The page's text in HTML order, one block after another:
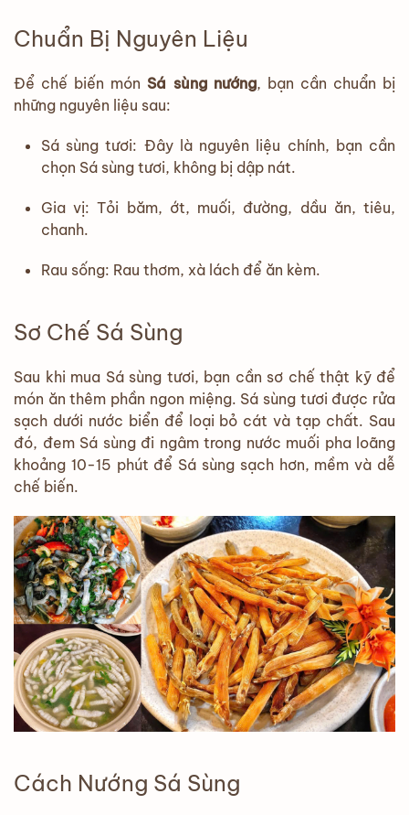
Chuẩn Bị Nguyên Liệu
Để chế biến món Sá sùng nướng, bạn cần chuẩn bị
những nguyên liệu sau:
Sá sùng tươi: Đây là nguyên liệu chính, bạn cần
chọn Sá sùng tươi, không bị dập nát.
Gia vị: Tỏi băm, ớt, muối, đường, dầu ăn, tiêu,
chanh.
Rau sống: Rau thơm, xà lách để ăn kèm.
Sơ Chế Sá Sùng
Sau khi mua Sá sùng tươi, bạn cần sơ chế thật kỹ để
món ăn thêm phần ngon miệng. Sá sùng tươi được rửa
sạch dưới nước biển để loại bỏ cát và tạp chất. Sau
đó, đem Sá sùng đi ngâm trong nước muối pha loãng
khoảng 10-15 phút để Sá sùng sạch hơn, mềm và dễ
chế biến.
Cách Nướng Sá Sùng